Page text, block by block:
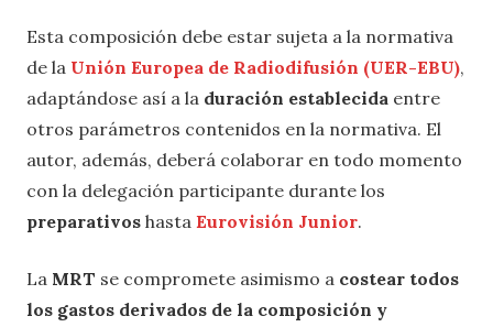
Esta composición debe estar sujeta a la normativa
de la Unión Europea de Radiodifusión (UER-EBU),
adaptándose así a la duración establecida entre
otros parámetros contenidos en la normativa. El
autor, además, deberá colaborar en todo momento
con la delegación participante durante los
preparativos hasta Eurovisión Junior.
La MRT se compromete asimismo a costear todos
los gastos derivados de la composición y